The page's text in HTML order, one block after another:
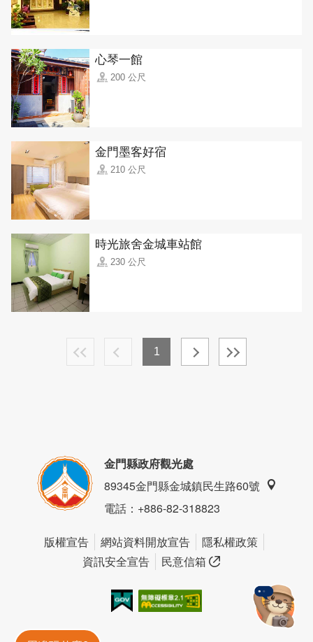
心琴一館
200 公尺
金門墨客好宿
210 公尺
時光旅舍金城車站館
230 公尺
1
金門縣政府觀光處
89345金門縣金城鎮民生路60號
電話：+886-82-318823
版權宣告 網站資料開放宣告
隱私權政策
資訊安全宣告
民意信箱